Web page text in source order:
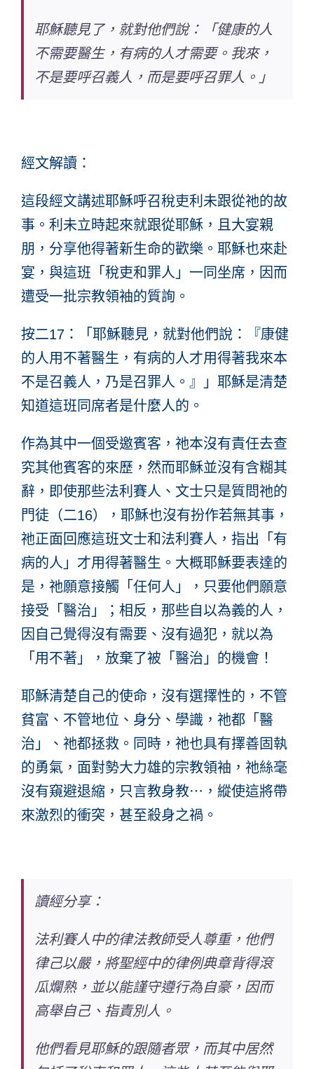
耶穌聽見了，就對他們說：「健康的人
不需要醫生，有病的人才需要。我來，
不是要呼召義人，而是要呼召罪人。」
經文解讀 ：
這段經文講述耶穌呼召稅吏利未跟從祂的故
事。利未立時起來就跟從耶穌，且大宴親
朋，分享他得著新生命的歡樂。耶穌也來赴
宴，與這班「稅吏和罪人」一同坐席，因而
遭受一批宗教領袖的質詢。
按二17：「耶穌聽見，就對他們說：『康健
的人用不著醫生，有病的人才用得著我來本
不是召義人，乃是召罪人。』」耶穌是清楚
知道這班同席者是什麼人的。
作為其中一個受邀賓客，祂本沒有責任去查
究其他賓客的來歷，然而耶穌並沒有含糊其
辭，即使那些法利賽人、文士只是質問祂的
門徒（二16），耶穌也沒有扮作若無其事，
祂正面回應這班文士和法利賽人，指出「有
病的人」才用得著醫生。大概耶穌要表達的
是，祂願意接觸「任何人」，只要他們願意
接受「醫治」；相反，那些自以為義的人，
因自己覺得沒有需要、沒有過犯，就以為
「用不著」，放棄了被「醫治」的機會！
耶穌清楚自己的使命，沒有選擇性的，不管
貧富、不管地位、身分、學識，祂都「醫
治」、祂都拯救。同時，祂也具有擇善固執
的勇氣，面對勢大力雄的宗教領袖，祂絲毫
沒有窺避退縮，只言教身教⋯ ，縱使這將帶
來激烈的衝突，甚至殺身之禍。
讀經分享：
法利賽人中的律法教師受人尊重，他們
律己以嚴，將聖經中的律例典章背得滾
瓜爛熟，並以能謹守遵行為自豪，因而
高舉自己、指責別人。
他們看見耶穌的跟隨者眾，而其中居然